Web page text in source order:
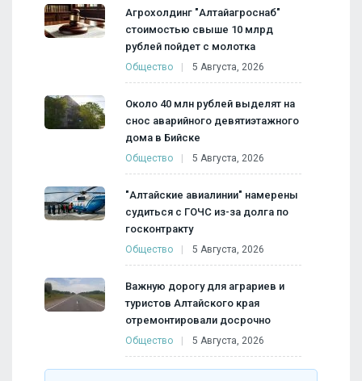
Агрохолдинг "Алтайагроснаб"
стоимостью свыше 10 млрд
рублей пойдет с молотка
Общество 5 Августа, 2026
Около 40 млн рублей выделят на
снос аварийного девятиэтажного
дома в Бийске
Общество 5 Августа, 2026
"Алтайские авиалинии" намерены
судиться с ГОЧС из-за долга по
госконтракту
Общество 5 Августа, 2026
Важную дорогу для аграриев и
туристов Алтайского края
отремонтировали досрочно
Общество 5 Августа, 2026